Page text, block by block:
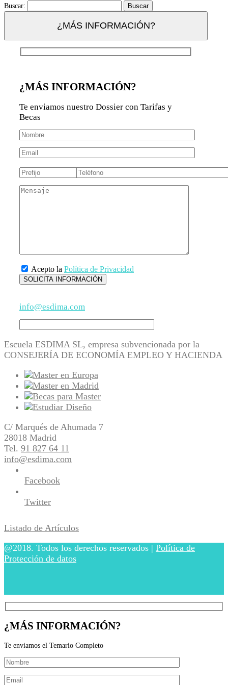
Buscar:
¿MÁS INFORMACIÓN?
¿MÁS INFORMACIÓN?
Te enviamos nuestro Dossier con Tarifas y
Becas
Acepto la Política de Privacidad
info@esdima.com
Escuela ESDIMA SL, empresa subvencionada por la
CONSEJERÍA DE ECONOMÍA EMPLEO Y HACIENDA
C/ Marqués de Ahumada 7
28018 Madrid
Tel. 91 827 64 11
info@esdima.com
Facebook
Twitter
Listado de Artículos
@2018. Todos los derechos reservados | Política de
Protección de datos
¿MÁS INFORMACIÓN?
Te enviamos el Temario Completo